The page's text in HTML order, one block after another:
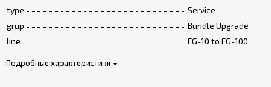
type
Service
grup
Bundle Upgrade
line
FG-10 to FG-100
Подробные характеристики